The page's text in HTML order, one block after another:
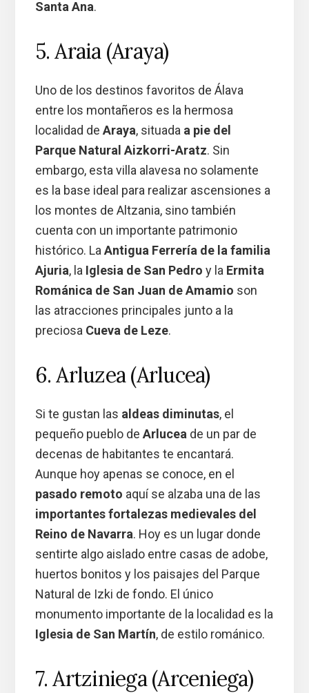
Santa Ana.
5. Araia (Araya)
Uno de los destinos favoritos de Álava
entre los montañeros es la hermosa
localidad de Araya, situada a pie del
Parque Natural Aizkorri-Aratz. Sin
embargo, esta villa alavesa no solamente
es la base ideal para realizar ascensiones a
los montes de Altzania, sino también
cuenta con un importante patrimonio
histórico. LaAntigua Ferrería de la familia
Ajuria, la Iglesia de San Pedro y la Ermita
Románica de San Juan de Amamio son
las atracciones principales junto a la
preciosa Cueva de Leze.
6. Arluzea (Arlucea)
Si te gustan las aldeas diminutas, el
pequeño pueblo de Arluceade un par de
decenas de habitantes te encantará.
Aunque hoy apenas se conoce, en el
pasado remoto aquí se alzaba una de las
importantes fortalezas medievales del
Reino de Navarra. Hoy es un lugar donde
sentirte algo aislado entre casas de adobe,
huertos bonitos y los paisajes del Parque
Natural de Izki de fondo. El único
monumento importante de la localidad es la
Iglesia de San Martín, de estilo románico.
7. Artziniega (Arceniega)